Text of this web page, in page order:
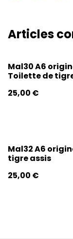
Articles
Mal30 A6
Toilette de
25,00 €
Mal32 A6
tigre assis
25,00 €